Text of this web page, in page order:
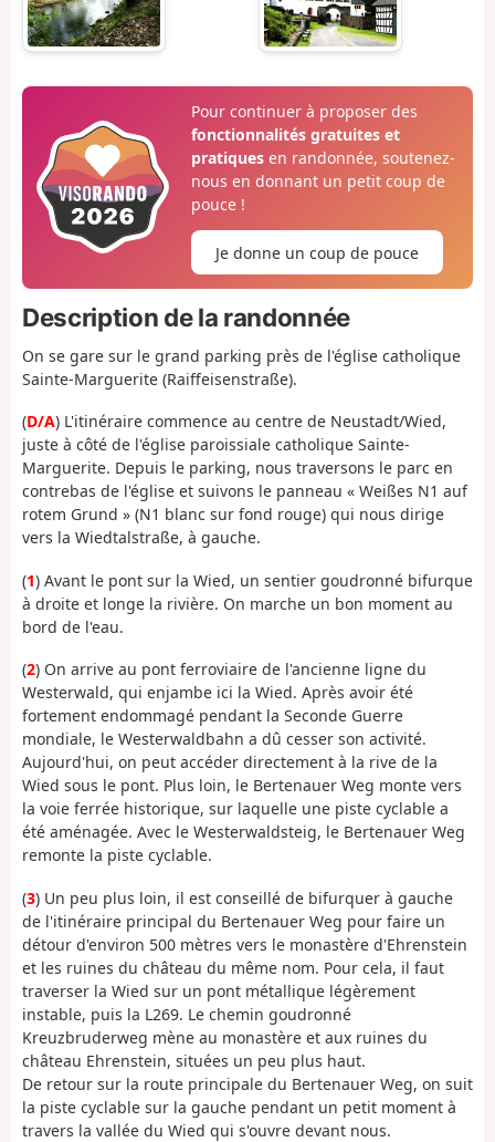
Pour continuer à proposer des
fonctionnalités gratuites et
pratiquesen randonnée, soutenez-
nous en donnant un petit coup de
pouce !
Je donne un coup de pouce
Description de la randonnée
On se gare sur le grand parking près de l'église catholique
Sainte-Marguerite (Raiffeisenstraße).
(D/A) L'itinéraire commence au centre de Neustadt/Wied,
juste à côté de l'église paroissiale catholique Sainte-
Marguerite. Depuis le parking, nous traversons le parc en
contrebas de l'église et suivons le panneau « Weißes N1 auf
rotem Grund » (N1 blanc sur fond rouge) qui nous dirige
vers la Wiedtalstraße, à gauche.
(1) Avant le pont sur la Wied, un sentier goudronné bifurque
à droite et longe la rivière. On marche un bon moment au
bord de l'eau.
(2) On arrive au pont ferroviaire de l'ancienne ligne du
Westerwald, qui enjambe ici la Wied. Après avoir été
fortement endommagé pendant la Seconde Guerre
mondiale, le Westerwaldbahn a dû cesser son activité.
Aujourd'hui, on peut accéder directement à la rive de la
Wied sous le pont. Plus loin, le Bertenauer Weg monte vers
la voie ferrée historique, sur laquelle une piste cyclable a
été aménagée. Avec le Westerwaldsteig, le Bertenauer Weg
remonte la piste cyclable.
(3) Un peu plus loin, il est conseillé de bifurquer à gauche
de l'itinéraire principal du Bertenauer Weg pour faire un
détour d'environ 500 mètres vers le monastère d'Ehrenstein
et les ruines du château du même nom. Pour cela, il faut
traverser la Wied sur un pont métallique légèrement
instable, puis la L269. Le chemin goudronné
Kreuzbruderweg mène au monastère et aux ruines du
château Ehrenstein, situées un peu plus haut.
De retour sur la route principale du Bertenauer Weg, on suit
la piste cyclable sur la gauche pendant un petit moment à
travers la vallée du Wied qui s'ouvre devant nous.